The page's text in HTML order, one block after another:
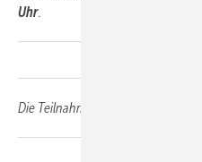
Uhr.
Die Teilnahme erfolgt durch: